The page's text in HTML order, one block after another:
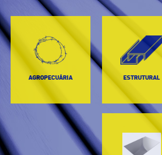
AGROPECUÁRIA ESTRUTURAL